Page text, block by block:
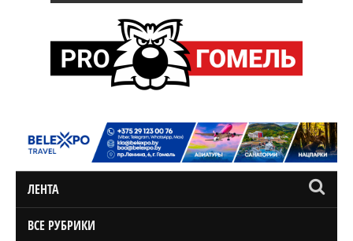
ЛЕНТА
ВСЕ РУБРИКИ